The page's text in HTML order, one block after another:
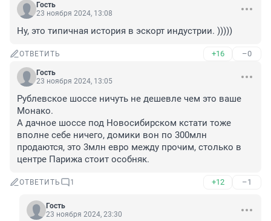
Гость
23 ноября 2024, 13:08
Ну, это типичная история в эскорт индустрии. )))))
ОТВЕТИТЬ +16 –0
Гость
23 ноября 2024, 13:05
Рублевское шоссе ничуть не дешевле чем это ваше
Монако.
А дачное шоссе под Новосибирском кстати тоже
вполне себе ничего, домики вон по 300млн
продаются, это 3млн евро между прочим, столько в
центре Парижа стоит особняк.
ОТВЕТИТЬ 1 +12 –1
Гость
23 ноября 2024, 23:30